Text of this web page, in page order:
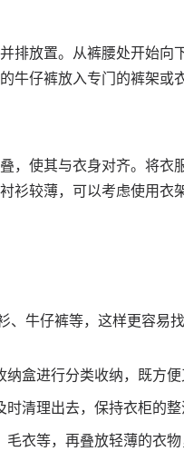
排放置。从裤腰处开始向
仔裤放入专门的裤架或
使其与衣身对齐。将衣
较薄，可以考虑使用衣
、牛仔裤等，这样更容易
盒进行分类收纳，既方便
清理出去，保持衣柜的整
衣等，再叠放轻薄的衣